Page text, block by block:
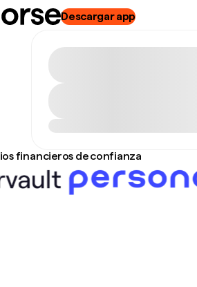
Descargar app
financieros de confianza